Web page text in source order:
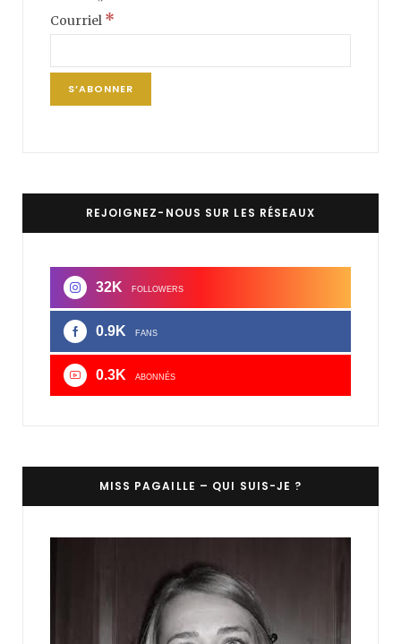
Courriel *
REJOIGNEZ-NOUS SUR LES RÉSEAUX
32K FOLLOWERS
0.9K FANS
0.3K ABONNÉS
MISS PAGAILLE – QUI SUIS-JE ?